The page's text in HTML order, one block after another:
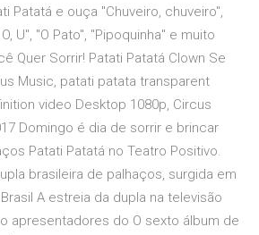
Patatá e ouça "Chuveiro, chuveiro",
O, U", "O Pato", "Pipoquinha" e muito
Quer Sorrir! Patati Patatá Clown Se
Music, patati patata transparent
video Desktop 1080p, Circus
Domingo é dia de sorrir e brincar
Patati Patatá no Teatro Positivo.
brasileira de palhaços, surgida em
A estreia da dupla na televisão
apresentadores do O sexto álbum de